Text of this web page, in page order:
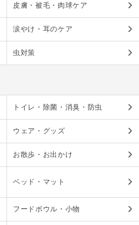
皮膚・被毛・肉球ケア
涙やけ・耳のケア
虫対策
トイレ・除菌・消臭・防虫
ウェア・グッズ
お散歩・お出かけ
ベッド・マット
フードボウル・小物